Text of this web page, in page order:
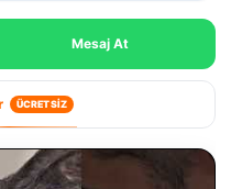
Mesaj At
ÜCRETSİZ